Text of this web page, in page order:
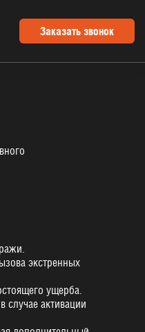
Заказать звонок
экстренных
ущерба.
активации